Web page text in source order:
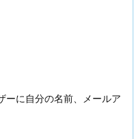
ーに自分の名前、メールア